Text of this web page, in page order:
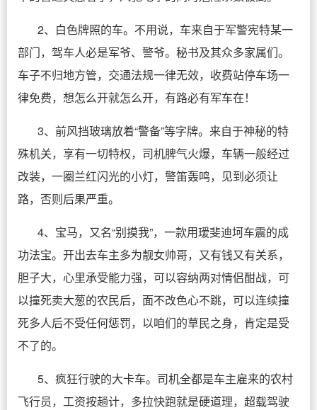
2、白色牌照的车。不用说，车来自于军警宪特某一
部门，驾车人必是军爷、警爷。秘书及其众多家属们。
车子不归地方管，交通法规一律无效，收费站停车场一
律免费，想怎么开就怎么开，有路必有军车在！
3、前风挡玻璃放着“警备”等字牌。来自于神秘的特
殊机关，享有一切特权，司机脾气火爆，车辆一般经过
改装，一圈兰红闪光的小灯，警笛轰鸣，见到必须让
路，否则后果严重。
4、宝马，又名“别摸我”，一款用瑷斐迪坷车震的成
功法宝。开出去车主多为靓女帅哥，又有钱又有关系，
胆子大，心里承受能力强，可以容纳两对情侣酣战，可
以撞死卖大葱的农民后，面不改色心不跳，可以连续撞
死多人后不受任何惩罚，以咱们的草民之身，肯定是受
不了的。
5、疯狂行驶的大卡车。司机全都是车主雇来的农村
飞行员，工资按趟计，多拉快跑就是硬道理，超载驾驶